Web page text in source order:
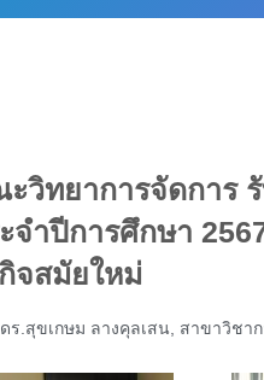
วิทยาการจัดการ
จำปีการศึกษา
จสมัยใหม่
ร.สุขเกษม ลางคุลเสน สาขาวิชา